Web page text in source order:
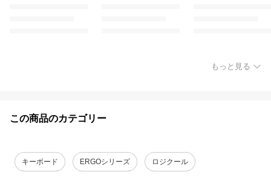
もっと見る
この商品のカテゴリー
キーボード ERGOシリーズ ロジクール